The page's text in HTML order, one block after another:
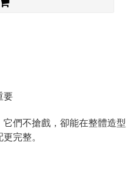
要
們不搶戲，卻能在整體造型
完整。